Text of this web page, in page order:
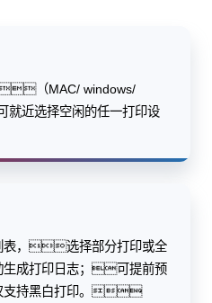
（MAC/ windows/
近选择空闲的任一打印设
表，选择部分打印或全
成打印日志；可提前预
支持黑白打印。